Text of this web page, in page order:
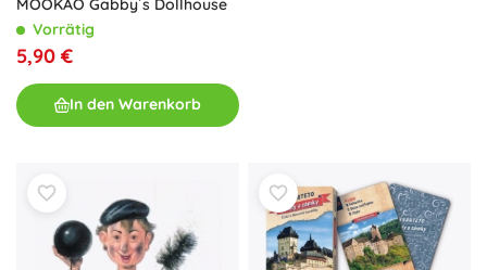
Vorrätig
5,90 €
In den Warenkorb